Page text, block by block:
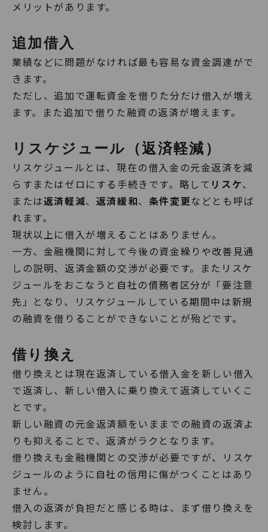
メリットがあります。
追加借入
業績などに問題がなければ最も容易な資金調達がで
きます。
ただし、追加で運転資金を借りた分だけ借入が増え
ます。また追加で借りた融資の返済が増えます。
リスケジュール（返済軽減）
リスケジュールとは、現在の借入金の元金返済を減
らすまたはゼロにする手続きです。略して リスケ、
または返済軽減、 返済緩和、 条件変更などとも呼ば
れます。
現状以上に借入が増えることはありません。
一方、金融機関に対して今後の資金繰りや改善見通
しの説明、返済金額の交渉が必要です。またリスケ
ジュールをおこなうと自社の債務者区分が「要注意
先」となり、リスケジュールしている期間中は新規
の融資を借りることができないことが殆どです。
借り換え
借り換えとは現在返済している借入金を新しい借入
で返済し、新しい借入に乗り換えて返済していくこ
とです。
新しい融資の元金返済額をいままでの融資の返済よ
りも抑えることで、返済がラクとなります。
借り換えも金融機関との交渉が必要ですが、リスケ
ジュールのように自社の信用に傷がつくことはあり
ません。
借入の返済が負担だと感じる時は、まず借り換えを
検討します。